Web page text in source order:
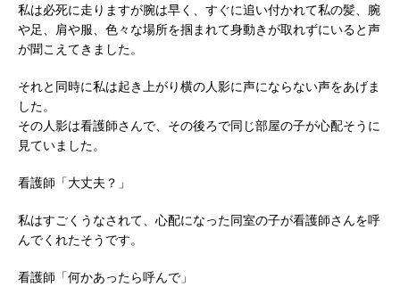
私は必死に走りますが腕は早く、すぐに追い付かれて私の髪、腕
や足、肩や服、色々な場所を掴まれて身動きが取れずにいると声
が聞こえてきました。
それと同時に私は起き上がり横の人影に声にならない声をあげま
した。
その人影は看護師さんで、その後ろで同じ部屋の子が心配そうに
見ていました。
看護師「大丈夫？」
私はすごくうなされて、心配になった同室の子が看護師さんを呼
んでくれたそうです。
看護師「何かあったら呼んで」